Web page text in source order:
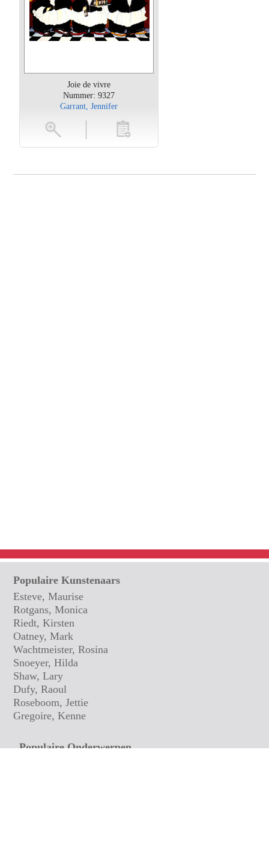
Joie de vivre
Nummer: 9327
Garrant, Jennifer
toevoegen
Populaire Kunstenaars
Esteve, Maurise
Rotgans, Monica
Riedt, Kirsten
Oatney, Mark
Wachtmeister, Rosina
Snoeyer, Hilda
Shaw, Lary
Dufy, Raoul
Roseboom, Jettie
Gregoire, Kenne
Populaire Onderwerpen